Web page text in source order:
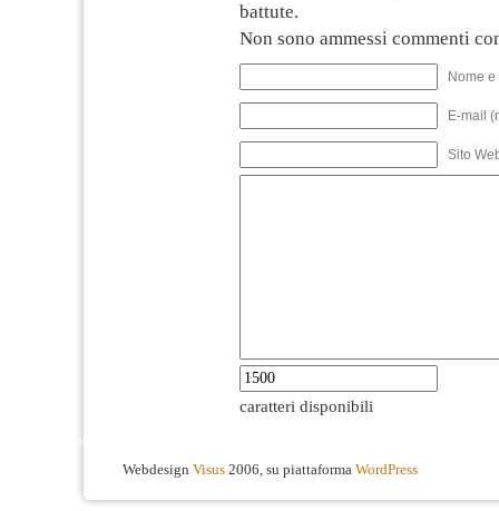
battute.
Non sono ammessi commenti
Nome
E-mail
Sito
caratteri disponibili
Webdesign Visus 2006, su piattaforma WordPress